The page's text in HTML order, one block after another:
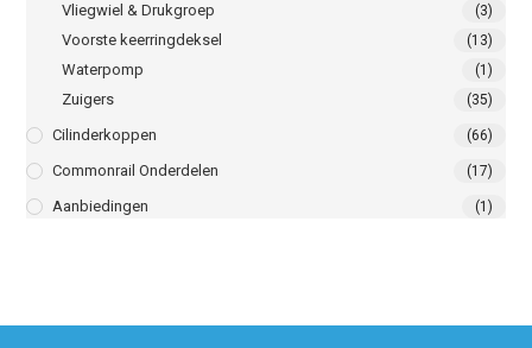
Vliegwiel & Drukgroep (3)
Voorste keerringdeksel (13)
Waterpomp (1)
Zuigers (35)
Cilinderkoppen (66)
Commonrail Onderdelen (17)
Aanbiedingen (1)